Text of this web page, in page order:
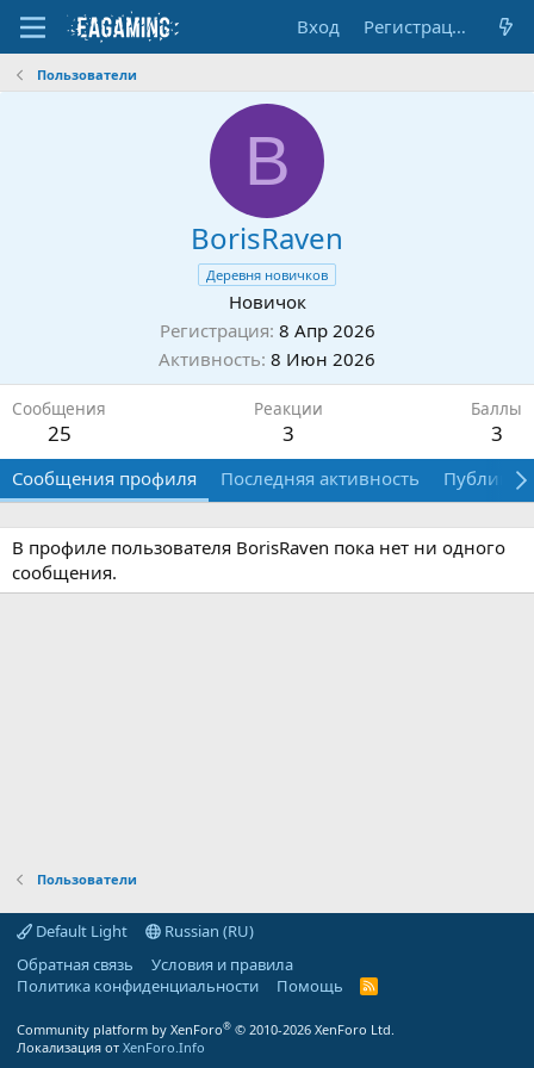
Вход Регистрация
Пользователи
B
BorisRaven
Деревня новичков
Новичок
Регистрация 8 Апр 2026
Активность 8 Июн 2026
Сообщения
25
Реакции
3
Баллы
3
Сообщения профиля Последняя активность
В профиле пользователя BorisRaven пока нет ни одного
сообщения.
Пользователи
Default Light
Russian (RU)
Обратная связь
Условия и правила
Политика конфиденциальности
Помощь
R
Community platform by XenForo® © 2010-2026 XenForo Ltd.
Локализация от XenForo.Info